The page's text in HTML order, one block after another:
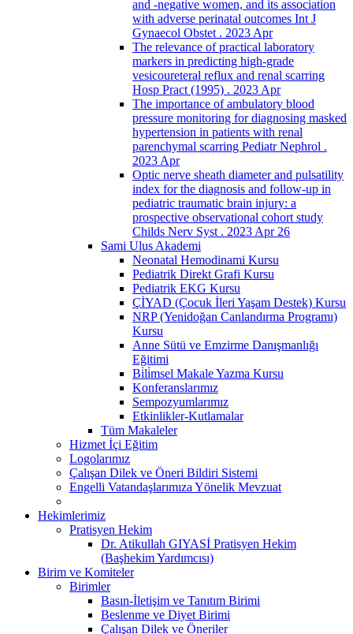
and -negative women, and its association
with adverse perinatal outcomes Int J
Gynaecol Obstet . 2023 Apr
The relevance of practical laboratory
markers in predicting high-grade
vesicoureteral reflux and renal scarring
Hosp Pract (1995) . 2023 Apr
The importance of ambulatory blood
pressure monitoring for diagnosing masked
hypertension in patients with renal
parenchymal scarring Pediatr Nephrol .
2023 Apr
Optic nerve sheath diameter and pulsatility
index for the diagnosis and follow-up in
pediatric traumatic brain injury: a
prospective observational cohort study
Childs Nerv Syst . 2023 Apr 26
Sami Ulus Akademi
Neonatal Hemodinami Kursu
Pediatrik Direkt Grafi Kursu
Pediatrik EKG Kursu
ÇİYAD (Çocuk İleri Yaşam Destek) Kursu
NRP (Yenidoğan Canlandırma Programı)
Kursu
Anne Sütü ve Emzirme Danışmanlığı
Eğitimi
Bi̇li̇msel Makale Yazma Kursu
Konferanslarımız
Sempozyumlarımız
Etkinlikler-Kutlamalar
Tüm Makaleler
Hizmet İçi Eğitim
Logolarımız
Çalışan Dilek ve Öneri Bildiri Sistemi
Engelli Vatandaşlarımıza Yönelik Mevzuat
Hekimlerimiz
Pratisyen Hekim
Dr. Atikullah GIYASİ Pratisyen Hekim
(Başhekim Yardımcısı)
Birim ve Komiteler
Birimler
Basın-İletişim ve Tanıtım Birimi
Beslenme ve Diyet Birimi
Çalışan Dilek ve Öneriler